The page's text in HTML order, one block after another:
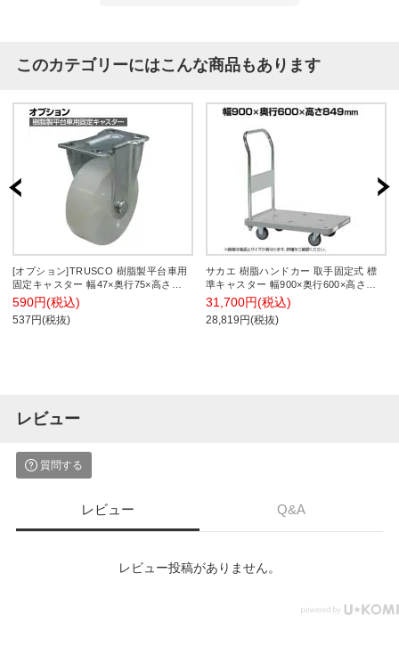
このカテゴリーにはこんな商品もあります
[オプション]TRUSCO 樹脂製平台車用
固定キャスター 幅47×奥行75×高さ
93mm 直径75mm 導電性ナイロン車(黒
色) TYK-75NE
590円(税込)
537円(税抜)
サカエ 樹脂ハンドカー 取手固定式 標
準キャスター 幅900×奥行600×高さ
849mm LHN-20K
31,700円(税込)
28,819円(税抜)
レビュー
質問する
レビュー Q&A
レビュー投稿がありません。